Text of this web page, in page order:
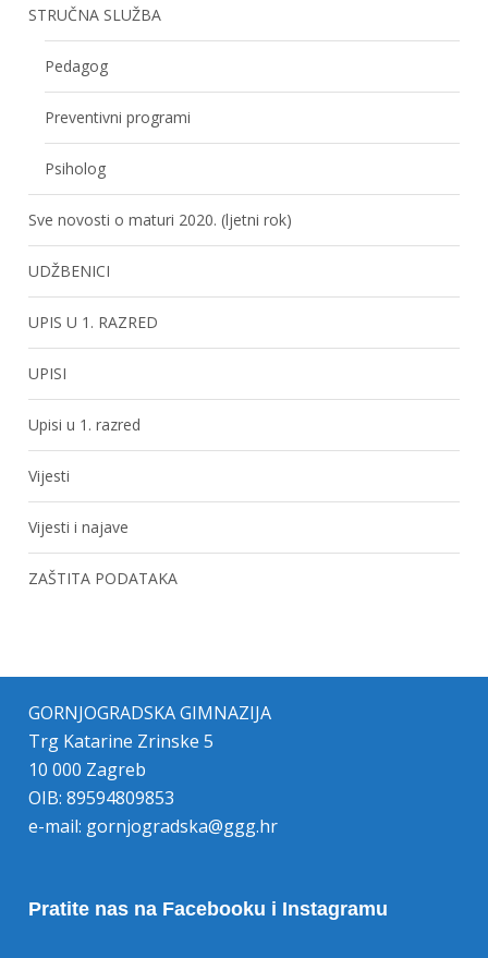
STRUČNA SLUŽBA
Pedagog
Preventivni programi
Psiholog
Sve novosti o maturi 2020. (ljetni rok)
UDŽBENICI
UPIS U 1. RAZRED
UPISI
Upisi u 1. razred
Vijesti
Vijesti i najave
ZAŠTITA PODATAKA
GORNJOGRADSKA GIMNAZIJA
Trg Katarine Zrinske 5
10 000 Zagreb
OIB: 89594809853
e-mail: gornjogradska@ggg.hr
Pratite nas na Facebooku i Instagramu